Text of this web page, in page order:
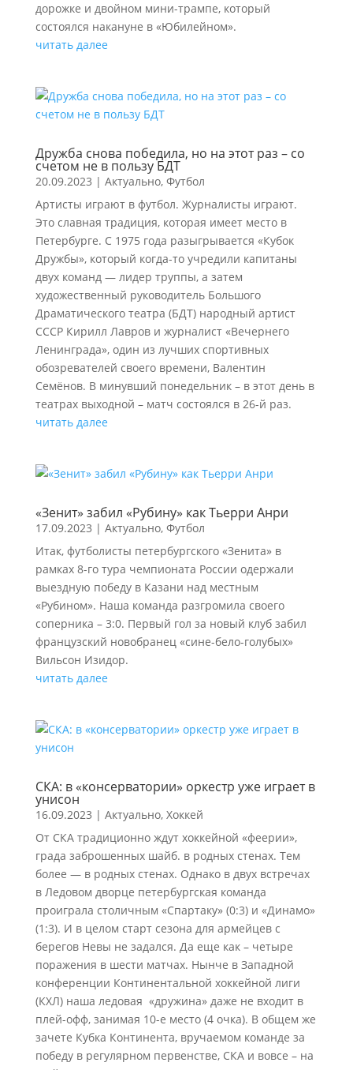
дорожке и двойном мини-трампе, который
состоялся накануне в «Юбилейном».
читать далее
Дружба снова победила, но на этот раз – со
счетом не в пользу БДТ
20.09.2023 | Актуально, Футбол
Артисты играют в футбол. Журналисты играют.
Это славная традиция, которая имеет место в
Петербурге. С 1975 года разыгрывается «Кубок
Дружбы», который когда-то учредили капитаны
двух команд — лидер труппы, а затем
художественный руководитель Большого
Драматического театра (БДТ) народный артист
СССР Кирилл Лавров и журналист «Вечернего
Ленинграда», один из лучших спортивных
обозревателей своего времени, Валентин
Семёнов. В минувший понедельник – в этот день в
театрах выходной – матч состоялся в 26-й раз.
читать далее
«Зенит» забил «Рубину» как Тьерри Анри
17.09.2023 | Актуально, Футбол
Итак, футболисты петербургского «Зенита» в
рамках 8-го тура чемпионата России одержали
выездную победу в Казани над местным
«Рубином». Наша команда разгромила своего
соперника – 3:0. Первый гол за новый клуб забил
французский новобранец «сине-бело-голубых»
Вильсон Изидор.
читать далее
СКА: в «консерватории» оркестр уже играет в
унисон
16.09.2023 | Актуально, Хоккей
От СКА традиционно ждут хоккейной «феерии»,
града заброшенных шайб. в родных стенах. Тем
более — в родных стенах. Однако в двух встречах
в Ледовом дворце петербургская команда
проиграла столичным «Спартаку» (0:3) и «Динамо»
(1:3). И в целом старт сезона для армейцев с
берегов Невы не задался. Да еще как – четыре
поражения в шести матчах. Нынче в Западной
конференции Континентальной хоккейной лиги
(КХЛ) наша ледовая «дружина» даже не входит в
плей-офф, занимая 10-е место (4 очка). В общем же
зачете Кубка Континента, вручаемом команде за
победу в регулярном первенстве, СКА и вовсе – на